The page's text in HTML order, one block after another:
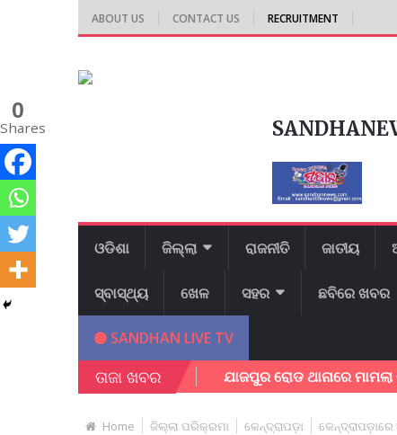
ABOUT US CONTACT US RECRUITMENT
ଓଡିଶା ଜିଲ୍ଲା ରାଜନୀତି ଜାତୀୟ
ସ୍ବାସ୍ଥ୍ୟ ଖେଳ ସହର ଛବିରେ ଖବର
SANDHAN LIVE TV
ତାଜା ଖବର
ପରିବାର ଲୋକେ ଯାଜପୁର ରୋଡ ଥାନାରେ ମାମଲା ରୁଜୁ ହେଲା
Home ଜିଲ୍ଲା ପରିକ୍ରମା କେନ୍ଦ୍ରାପଡ଼ା
0
Shares